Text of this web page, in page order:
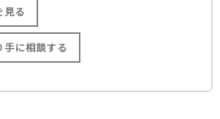
見る
工範囲
手に相談する